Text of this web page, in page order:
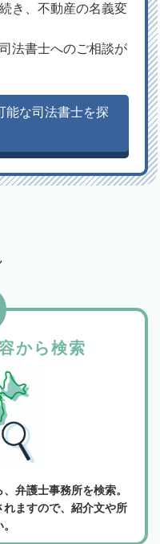
き、不動産の名義変
法書士へのご相談が
能な司法書士を探
から検索
弁護士事務所を検索。
ますので、紹介文や所